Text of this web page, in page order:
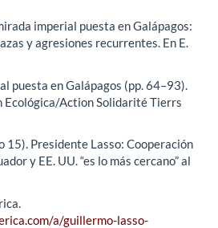
imperial puesta en Galápagos:
y agresiones recurrentes. En E.
puesta en Galápagos (pp. 64–93).
Ecológica/Action Solidarité Tierrs
15). Presidente Lasso: Cooperación
y EE. UU. “es lo más cercano” al
a/guillermo-lasso-